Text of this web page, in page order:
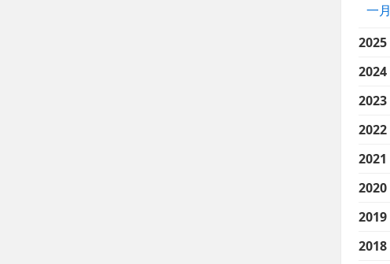
一月
2025
2024
2023
2022
2021
2020
2019
2018